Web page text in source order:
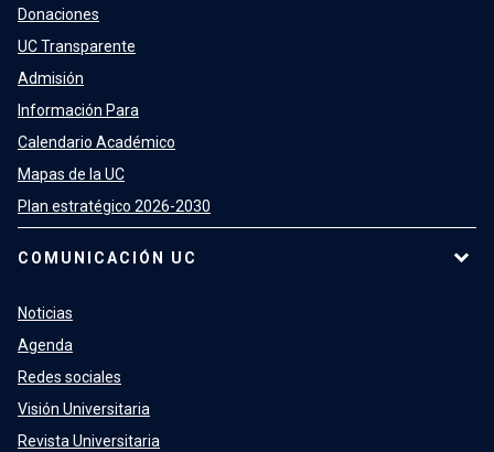
Donaciones
UC Transparente
Admisión
Información Para
Calendario Académico
Mapas de la UC
Plan estratégico 2026-2030
COMUNICACIÓN UC
Noticias
Agenda
Redes sociales
Visión Universitaria
Revista Universitaria